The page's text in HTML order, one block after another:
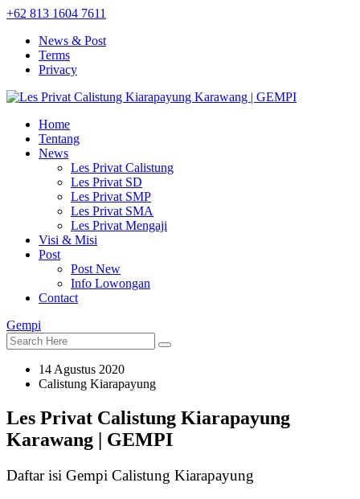
+62 813 1604 7611
News & Post
Terms
Privacy
Home
Tentang
News
Les Privat Calistung
Les Privat SD
Les Privat SMP
Les Privat SMA
Les Privat Mengaji
Visi & Misi
Post
Post New
Info Lowongan
Contact
Gempi
14 Agustus 2020
Calistung Kiarapayung
Les Privat Calistung Kiarapayung
Karawang | GEMPI
Daftar isi Gempi Calistung Kiarapayung